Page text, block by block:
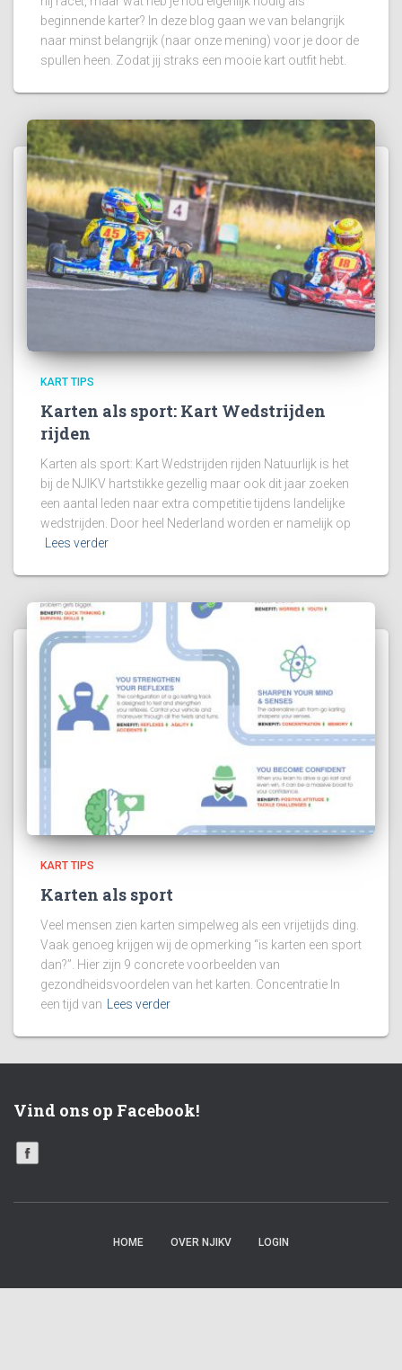
beginnende karter? In deze blog gaan we van belangrijk
naar minst belangrijk (naar onze mening) voor je door de
spullen heen. Zodat jij straks een mooie kart outfit hebt.
KART TIPS
Karten als sport: Kart Wedstrijden
rijden
Karten als sport: Kart Wedstrijden rijden Natuurlijk is het
bij de NJIKV hartstikke gezellig maar ook dit jaar zoeken
een aantal leden naar extra competitie tijdens landelijke
wedstrijden. Door heel Nederland worden er namelijk op
Lees verder
KART TIPS
Karten als sport
Veel mensen zien karten simpelweg als een vrijetijds ding.
Vaak genoeg krijgen wij de opmerking “is karten een sport
dan?”. Hier zijn 9 concrete voorbeelden van
gezondheidsvoordelen van het karten. Concentratie In
een tijd van
Lees verder
Vind ons op Facebook!
HOME OVER NJIKV LOGIN